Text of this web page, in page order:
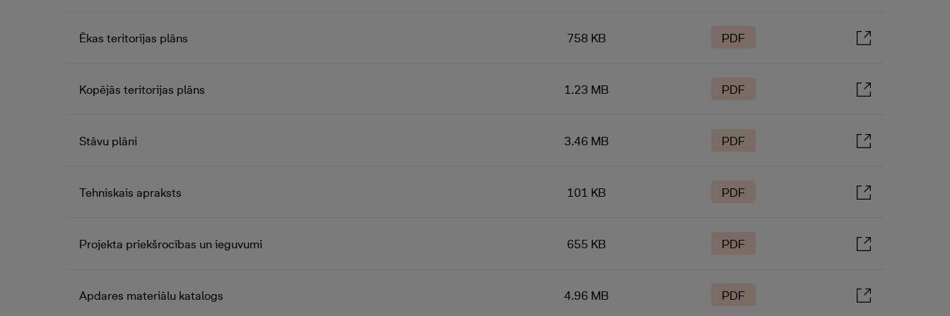
Ēkas teritorijas plāns 758 KB PDF
Kopējās teritorijas plāns 1.23 MB PDF
Stāvu plāni 3.46 MB PDF
Tehniskais apraksts 101 KB PDF
Projekta priekšrocības un ieguvumi 655 KB PDF
Apdares materiālu katalogs 4.96 MB PDF